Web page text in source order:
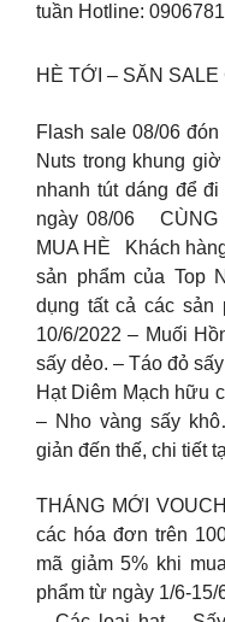
tuần Hotline:
HÈ TỚI – SĂN
Flash sale 08/06
Nuts trong khung
nhanh tút dáng để
ngày 08/06 CÙNG
MUA HÈ Khách
sản phẩm của Top
dụng tất cả các sản
10/6/2022 – Muối
sấy dẻo. – Táo đỏ
Hạt Diêm Mạch hữu
– Nho vàng sấy
giản đến thế, chi tiết
THÁNG MỚI
các hóa đơn trên
mã giảm 5% khi
phẩm từ ngày 1/6-